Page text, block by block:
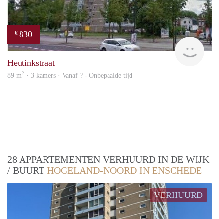
€ 830
rent
Heutinkstraat
89 m2 · 3 kamers · Vanaf ? - Onbepaalde tijd
28 APPARTEMENTEN VERHUURD IN DE WIJK
/ BUURT HOGELAND-NOORD IN ENSCHEDE
VERHUURD